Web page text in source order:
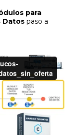
para
Datos paso a